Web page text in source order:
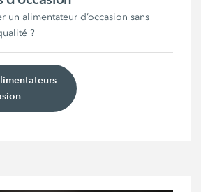
un alimentateur d’occasion sans
?